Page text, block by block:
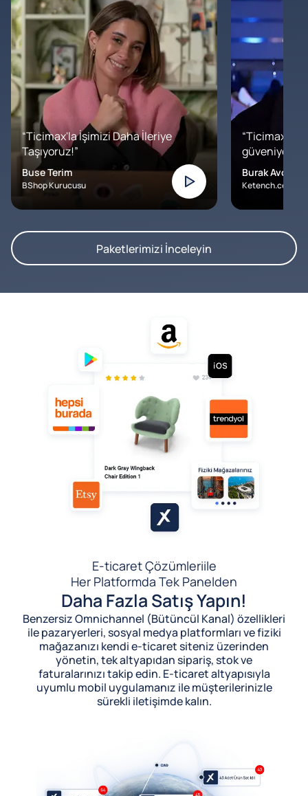
“Ticimax'la İşimizi Daha İleriye
Taşıyoruz!”
Buse Terim
BShop Kurucusu
“Ticimax'a
Burak Avcılar
Ketench.com –
Paketlerimizi İnceleyin
E-ticaret Çözümleriile
Her Platformda Tek Panelden
Daha Fazla Satış Yapın!
Benzersiz Omnichannel (Bütüncül Kanal) özellikleri
ile pazaryerleri, sosyal medya platformları ve fiziki
mağazanızı kendi e-ticaret siteniz üzerinden
yönetin, tek altyapıdan sipariş, stok ve
faturalarınızı takip edin. E-ticaret altyapısıyla
uyumlu mobil uygulamanız ile müşterilerinizle
sürekli iletişimde kalın.